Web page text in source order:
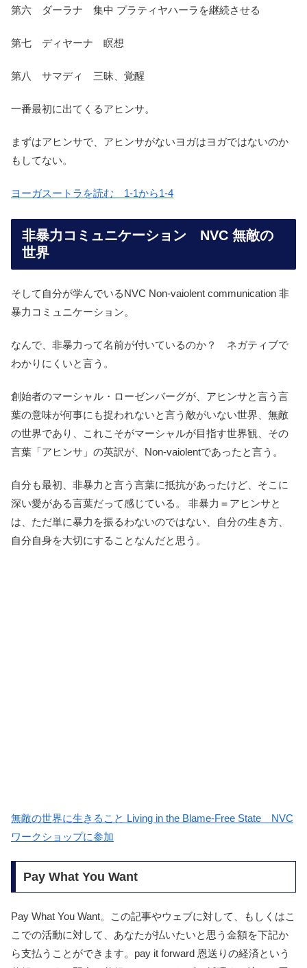
第六 ダーラナ 集中 プラティヤハーラを継続させる
第七 ディヤーナ 瞑想
第八 サマディ 三昧、覚醒
一番最初に出てくるアヒンサ。
まずはアヒンサで、アヒンサがないヨガはヨガではないのか
もしてない。
ヨーガスートラを読む 1-1から1-4
非暴力コミュニケーション NVC 無敵の
世界
そして自分が学んでいるNVC Non-vaiolent communication 非
暴力コミュニケーション。
なんで、非暴力って名前が付いているのか？ ネガティブで
わかりにくいと言う。
創始者のマーシャル・ローゼンバーグが、アヒンサと言う言
葉の意味が何事にも捉われないと言う敵がいない世界、無敵
の世界であり、これこそがマーシャルが目指す世界観、その
言葉「アヒンサ」の英訳が、Non-vaiolentであったと言う。
自分も最初、非暴力と言う言葉に抵抗があったけど、そこに
深い愛がある言葉だって感じている。 非暴力＝アヒンサと
は、ただ単に暴力を振るわないのではない、自分の生き方、
自分自身を大切にすることなんだと思う。
無敵の世界に生きること Living in the Blame-Free State NVC
ワークショップに参加
Pay What You Want
Pay What You Want。この記事やウェブに対して、もしくはこ
こでの活動に対して、あなたが払いたいと思う金額を下記か
ら支払うことができます。pay it forward 恩送りの経済という